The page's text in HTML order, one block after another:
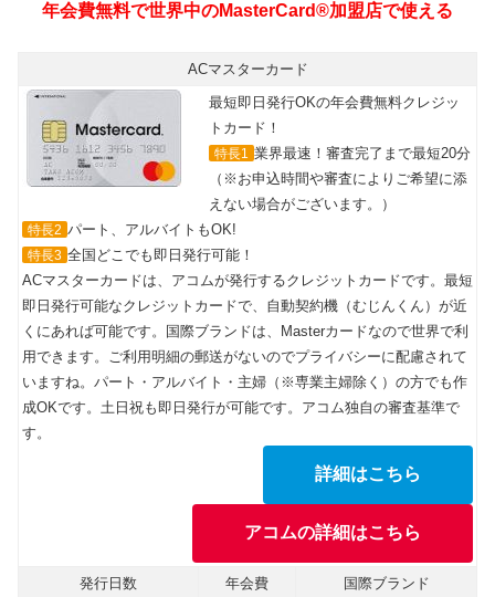
ACマスターカード
最短即日発行OKの年会費無料クレジッ
トカード！
特長1 業界最速！審査完了まで最短20分
（※お申込時間や審査によりご希望に添
えない場合がございます。）
特長2 パート、アルバイトもOK!
特長3 全国どこでも即日発行可能！
ACマスターカードは、アコムが発行するクレジットカードです。最短
即日発行可能なクレジットカードで、自動契約機（むじんくん）が近
くにあれば可能です。国際ブランドは、Masterカードなので世界で利
用できます。ご利用明細の郵送がないのでプライバシーに配慮されて
いますね。パート・アルバイト・主婦（※専業主婦除く）の方でも作
成OKです。土日祝も即日発行が可能です。アコム独自の審査基準で
す。
詳細はこちら
アコムの詳細はこちら
発行日数 年会費
国際ブランド